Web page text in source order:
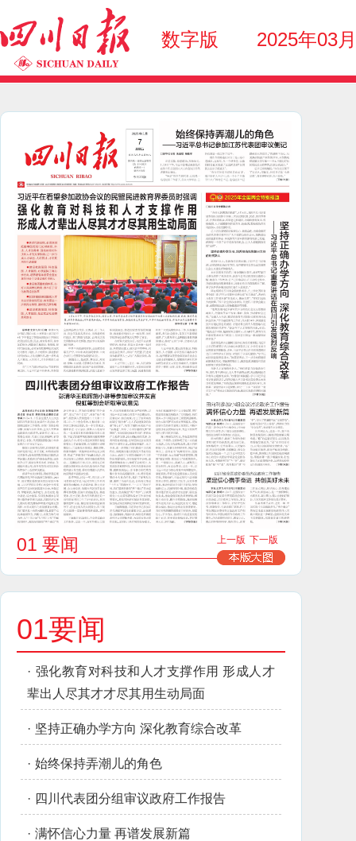
数字版 2025年03
01 要闻 上一版 下一版
01要闻
· 强化教育对科技和人才支撑作用 形成人才
辈出人尽其才才尽其用生动局面
· 坚持正确办学方向 深化教育综合改革
· 始终保持弄潮儿的角色
· 四川代表团分组审议政府工作报告
· 满怀信心力量 再谱发展新篇